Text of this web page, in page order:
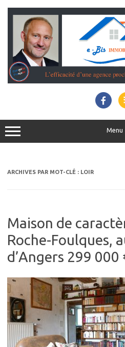
contenu
Menu
ARCHIVES PAR MOT-CLÉ : LOIR
Maison de
Roche-Foulques,
d’Angers 299 000